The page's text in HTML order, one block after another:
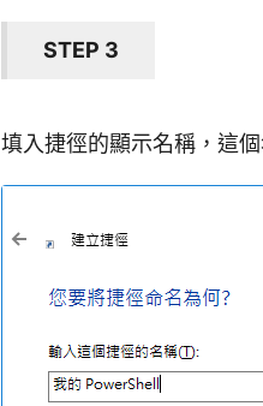
STEP 3
填入捷徑的顯示名稱，這